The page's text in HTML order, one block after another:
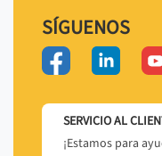
SÍGUENOS
SERVICIO AL
¡Estamos para